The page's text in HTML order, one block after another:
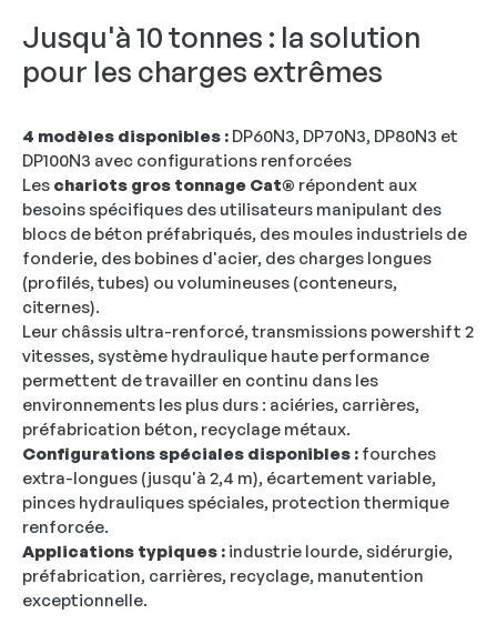
Jusqu'à 10 tonnes : la solution
pour les charges extrêmes
4 modèles disponibles : DP60N3, DP70N3, DP80N3 et
DP100N3 avec configurations renforcées
Les chariots gros tonnage Cat® répondent aux
besoins spécifiques des utilisateurs manipulant des
blocs de béton préfabriqués, des moules industriels de
fonderie, des bobines d'acier, des charges longues
(profilés, tubes) ou volumineuses (conteneurs,
citernes).
Leur châssis ultra-renforcé, transmissions powershift 2
vitesses, système hydraulique haute performance
permettent de travailler en continu dans les
environnements les plus durs : aciéries, carrières,
préfabrication béton, recyclage métaux.
Configurations spéciales disponibles : fourches
extra-longues (jusqu'à 2,4 m), écartement variable,
pinces hydrauliques spéciales, protection thermique
renforcée.
Applications typiques : industrie lourde, sidérurgie,
préfabrication, carrières, recyclage, manutention
exceptionnelle.